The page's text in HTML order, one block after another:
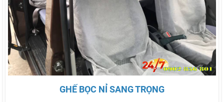
GHẾ BỌC NỈ SANG TRỌNG